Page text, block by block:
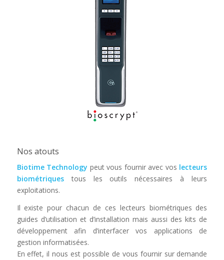
Nos atouts
Biotime Technology peut vous fournir avec vos lecteurs
biométriquestous les outils nécessaires à leurs
exploitations.
Il existe pour chacun de ces lecteurs biométriques des
guides d’utilisation et d’installation mais aussi des kits de
développement afin d’interfacer vos applications de
gestion informatisées.
En effet, il nous est possible de vous fournir sur demande